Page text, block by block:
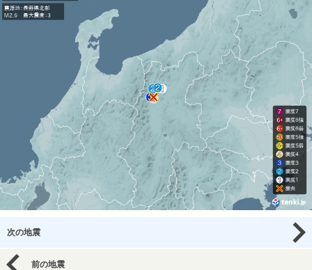
次の地震
前の地震